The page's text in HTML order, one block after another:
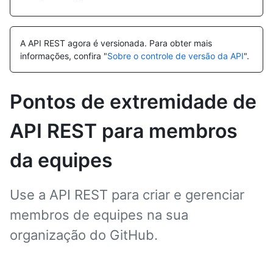
A API REST agora é versionada. Para obter mais
informações, confira "Sobre o controle de versão da API".
Pontos de extremidade de
API REST para membros
da equipes
Use a API REST para criar e gerenciar
membros de equipes na sua
organização do GitHub.